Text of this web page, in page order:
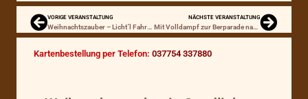
VORIGE VERANSTALTUNG
Weihnachtszauber – Licht´l Fahrt über historische Viadukte
NÄCHSTE VERANSTALTUNG
Mit Volldampf zur Berparade nach Marienberg/Erzg.
Kartenbestellung per Telefon: 037754 337880